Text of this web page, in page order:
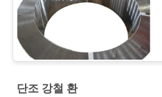
단조 강철 환